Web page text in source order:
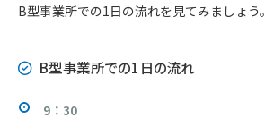
B型事業所での1日の流れを見てみましょう。
B型事業所での1日の流れ
9：30